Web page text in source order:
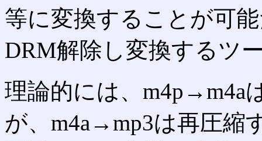
等に変換することが可
DRM解除し変換するツ
理論的には、m4p→m4a
が、m4a→mp3は再圧縮